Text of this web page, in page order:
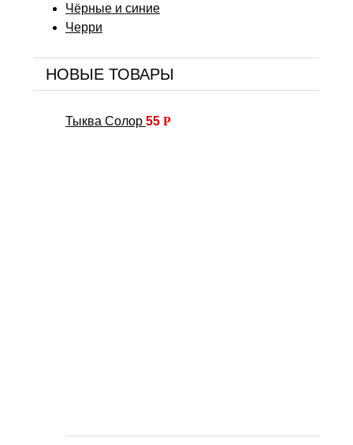
Чёрные и синие
Черри
НОВЫЕ ТОВАРЫ
Тыква Солор 55 Р